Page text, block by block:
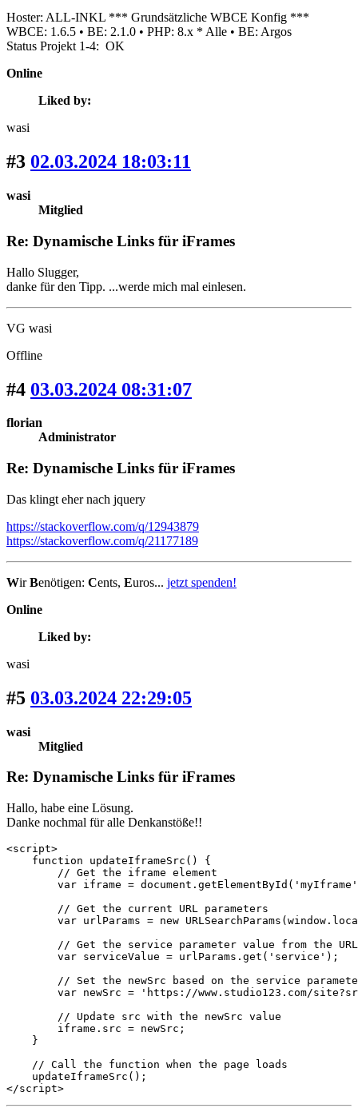
Hoster: ALL-INKL *** Grundsätzliche WBCE Konfig ***
WBCE: 1.6.5 • BE: 2.1.0 • PHP: 8.x * Alle • BE: Argos
Status Projekt 1-4: OK
Online
Liked by:
wasi
#3 02.03.2024 18:03:11
wasi
Mitglied
Re: Dynamische Links für iFrames
Hallo Slugger,
danke für den Tipp. ...werde mich mal einlesen.
VG wasi
Offline
#4 03.03.2024 08:31:07
florian
Administrator
Re: Dynamische Links für iFrames
Das klingt eher nach jquery
https://stackoverflow.com/q/12943879
https://stackoverflow.com/q/21177189
WirBenötigen: Cents, Euros... jetzt spenden!
Online
Liked by:
wasi
#5 03.03.2024 22:29:05
wasi
Mitglied
Re: Dynamische Links für iFrames
Hallo, habe eine Lösung.
Danke nochmal für alle Denkanstöße!!
<script>
    function updateIframeSrc() {
        // Get the iframe element
var iframe =
        // Get the current URL parameters
var urlParams = new
        // Get the service parameter value from the URL
        var serviceValue = urlParams.get('service');
// Set the newSrc based on the service
var newSrc = 'https://www.studio123.com/
        // Update src with the newSrc value
        iframe.src = newSrc;
    }
    // Call the function when the page loads
    updateIframeSrc();
</script>